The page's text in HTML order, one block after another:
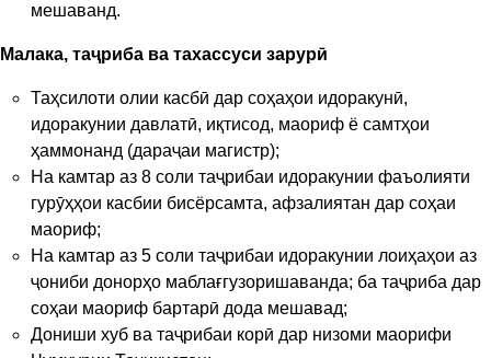
мешаванд.
Малака, таҷриба ва тахассуси зарурӣ
Таҳсилоти олии касбӣ дар соҳаҳои идоракунӣ,
идоракунии давлатӣ, иқтисод, маориф ё самтҳои
ҳаммонанд (дараҷаи магистр);
На камтар аз 8 соли таҷрибаи идоракунии фаъолияти
гурӯҳҳои касбии бисёрсамта, афзалиятан дар соҳаи
маориф;
На камтар аз 5 соли таҷрибаи идоракунии лоиҳаҳои аз
ҷониби донорҳо маблағгузоришаванда; ба таҷриба дар
соҳаи маориф бартарӣ дода мешавад;
Дониши хуб ва таҷрибаи корӣ дар низоми маорифи